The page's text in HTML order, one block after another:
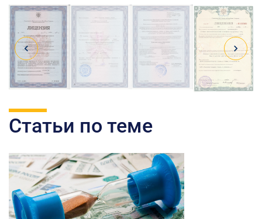
Статьи по теме